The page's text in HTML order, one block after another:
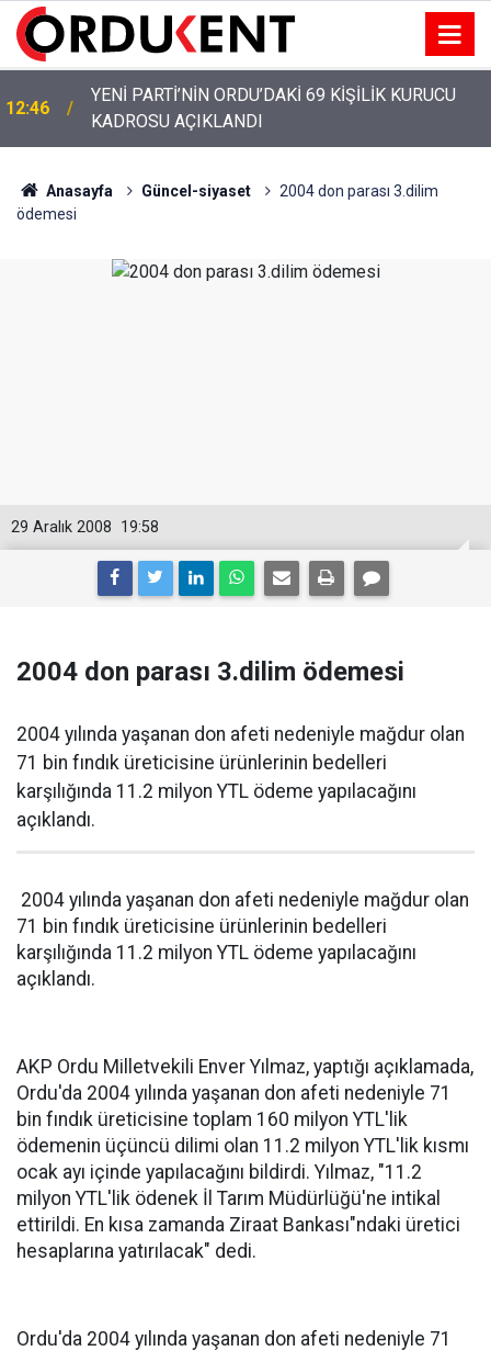
12:46
YENİ PARTİ’NİN ORDU’DAKİ 69 KİŞİLİK KURUCU
KADROSU AÇIKLANDI
12:22
YENİ PARTİ ALTINORDU’DA KURUCU YÖNETİMİNİ
AÇIKLADI
Anasayfa Güncel-siyaset
2004 don parası 3.dilim
ödemesi
19:58
29 Aralık 2008
2004 don parası 3.dilim ödemesi
2004 yılında yaşanan don afeti nedeniyle mağdur olan
71 bin fındık üreticisine ürünlerinin bedelleri
karşılığında 11.2 milyon YTL ödeme yapılacağını
açıklandı.
2004 yılında yaşanan don afeti nedeniyle mağdur olan
71 bin fındık üreticisine ürünlerinin bedelleri
karşılığında 11.2 milyon YTL ödeme yapılacağını
açıklandı.
AKP Ordu Milletvekili Enver Yılmaz, yaptığı açıklamada,
Ordu'da 2004 yılında yaşanan don afeti nedeniyle 71
bin fındık üreticisine toplam 160 milyon YTL'lik
ödemenin üçüncü dilimi olan 11.2 milyon YTL'lik kısmı
ocak ayı içinde yapılacağını bildirdi. Yılmaz, "11.2
milyon YTL'lik ödenek İl Tarım Müdürlüğü'ne intikal
ettirildi. En kısa zamanda Ziraat Bankası"ndaki üretici
hesaplarına yatırılacak" dedi.
Ordu'da 2004 yılında yaşanan don afeti nedeniyle 71